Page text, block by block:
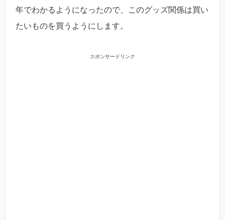
年でわかるようになったので、このグッズ関係は買い
たいものを買うようにします。
スポンサードリンク